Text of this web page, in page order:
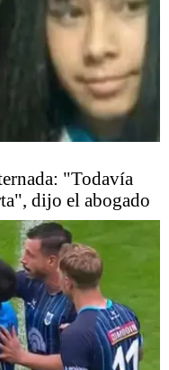
"Todavía
dijo el abogado